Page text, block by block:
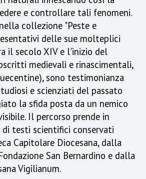
e controllare tali fenomeni.
collezione "Peste e
delle sue molteplici
il secolo XIV e l'inizio del
medievali e rinascimentali,
sono testimonianza
e scienziati del passato
la sfida posta da un nemico
Il percorso prende in
di testi scientifici conservati
Capitolare Diocesana, dalla
San Bernardino e dalla
Vigilianum.